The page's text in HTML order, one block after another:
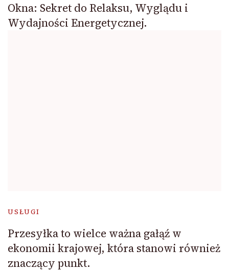
Okna: Sekret do Relaksu, Wyglądu i
Wydajności Energetycznej.
USŁUGI
Przesyłka to wielce ważna gałąź w
ekonomii krajowej, która stanowi również
znaczący punkt.